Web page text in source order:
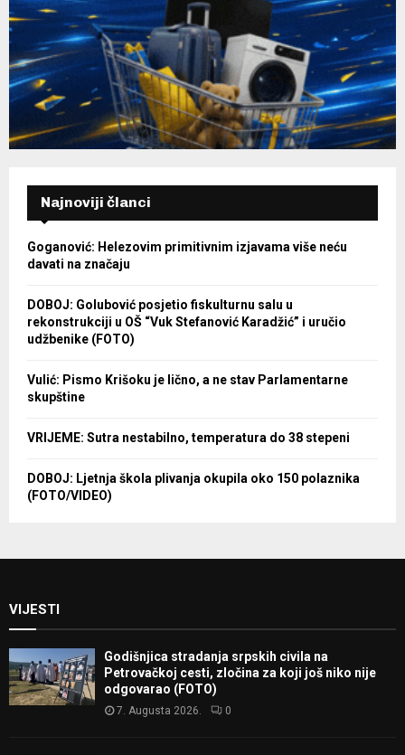
Najnoviji članci
Goganović: Helezovim primitivnim izjavama više neću
davati na značaju
DOBOJ: Golubović posjetio fiskulturnu salu u
rekonstrukciji u OŠ “Vuk Stefanović Karadžić” i uručio
udžbenike (FOTO)
Vulić: Pismo Krišoku je lično, a ne stav Parlamentarne
skupštine
VRIJEME: Sutra nestabilno, temperatura do 38 stepeni
DOBOJ: Ljetnja škola plivanja okupila oko 150 polaznika
(FOTO/VIDEO)
VIJESTI
Godišnjica stradanja srpskih civila na
Petrovačkoj cesti, zločina za koji još niko nije
odgovarao (FOTO)
7. Augusta 2026. 0